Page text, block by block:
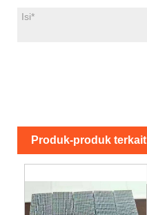
Produk-produk terkait